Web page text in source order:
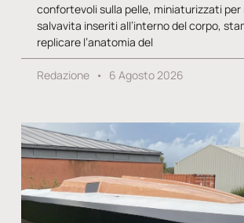
confortevoli sulla pelle, miniaturizzati per
salvavita inseriti all’interno del corpo,
replicare l’anatomia del
Redazione 6 Agosto 2026